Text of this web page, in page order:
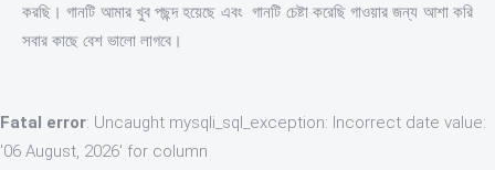
করছি। গানটি আমার খুব পছন্দ হয়েছে এবং গানটি চেষ্টা করেছি গাওয়ার জন্য আশা করি
সবার কাছে বেশ ভালো লাগবে।
Fatal error: Uncaught mysqli_sql_exception: Incorrect date value:
'06 August, 2026' for column